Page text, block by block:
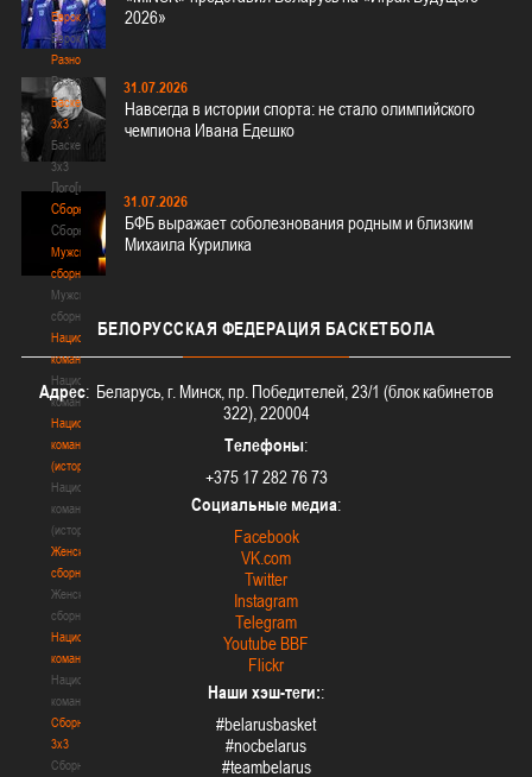
Еврокубки
Еврокубки
Разное
Разное
Баскетбол
3х3
Баскетбол
3х3
Лого[modid=121]
Сборные
Сборные
Мужские
сборные
Мужские
сборные
Национальная
команда
Национальная
команда
Национальная
команда
(история)
Национальная
команда
(история)
Женские
сборные
Женские
сборные
Национальная
команда
Национальная
команда
Сборные
3х3
Сборные
2026»
31.07.2026
Навсегда в истории спорта: не стало олимпийского
чемпиона Ивана Едешко
31.07.2026
БФБ выражает соболезнования родным и близким
Михаила Курилика
БЕЛОРУССКАЯ ФЕДЕРАЦИЯ БАСКЕТБОЛА
Адрес: Беларусь, г. Минск, пр. Победителей, 23/1 (блок кабинетов
322), 220004
Телефоны:
+375 17 282 76 73
Социальные медиа:
Facebook
VK.com
Twitter
Instagram
Telegram
Youtube BBF
Flickr
Наши хэш-теги::
#belarusbasket
#nocbelarus
#teambelarus